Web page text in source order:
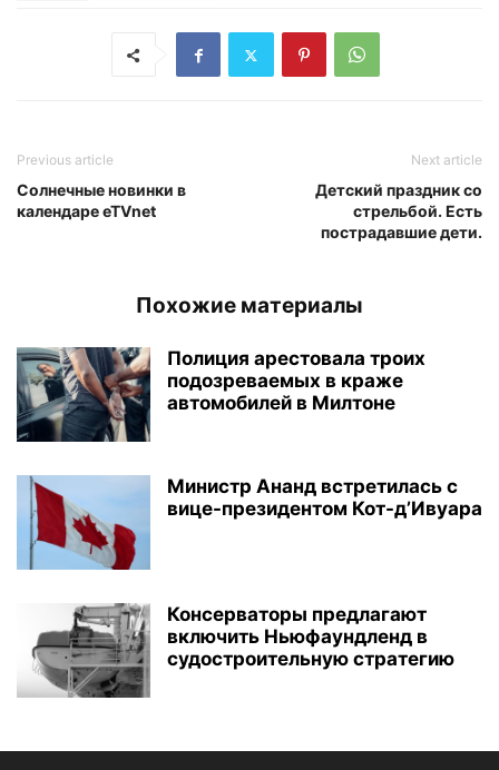
Previous article
Солнечные новинки в
календаре eTVnet
Next article
Детский праздник со
стрельбой. Есть
пострадавшие дети.
Похожие материалы
Полиция арестовала троих
подозреваемых в краже
автомобилей в Милтоне
Министр Ананд встретилась с
вице-президентом Кот-д’Ивуара
Консерваторы предлагают
включить Ньюфаундленд в
судостроительную стратегию